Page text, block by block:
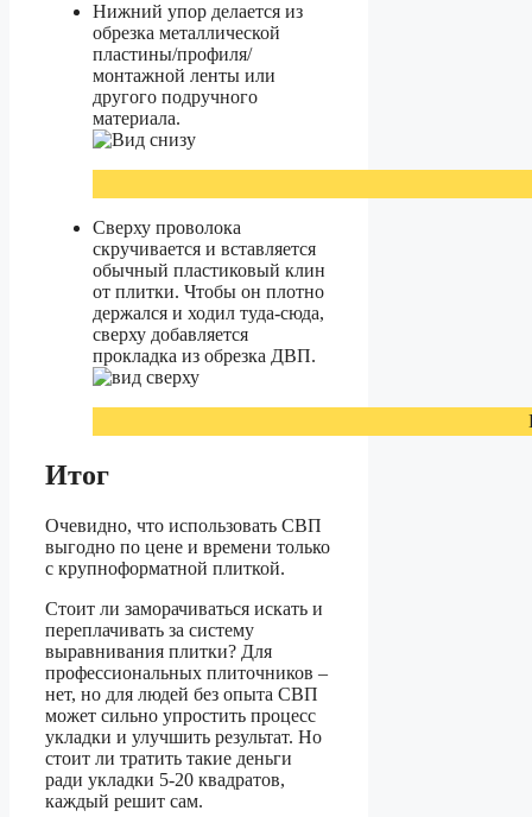
Нижний упор делается из
обрезка металлической
пластины/профиля/
монтажной ленты или
другого подручного
материала.
Сверху проволока
скручивается и вставляется
обычный пластиковый клин
от плитки. Чтобы он плотно
держался и ходил туда-сюда,
сверху добавляется
прокладка из обрезка ДВП.
Итог
Очевидно, что использовать СВП
выгодно по цене и времени только
с крупноформатной плиткой.
Стоит ли заморачиваться искать и
переплачивать за систему
выравнивания плитки? Для
профессиональных плиточников –
нет, но для людей без опыта СВП
может сильно упростить процесс
укладки и улучшить результат. Но
стоит ли тратить такие деньги
ради укладки 5-20 квадратов,
каждый решит сам.